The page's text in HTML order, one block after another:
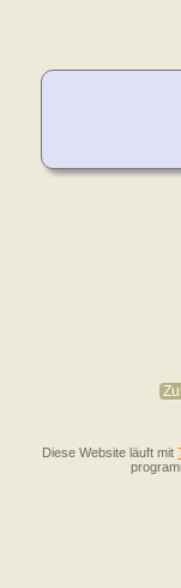
Diese Website läuft mit